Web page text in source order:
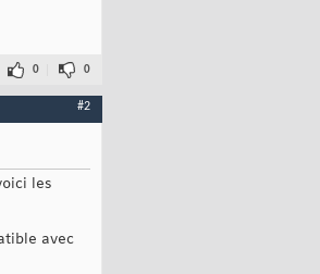
0 0
#2
les
avec